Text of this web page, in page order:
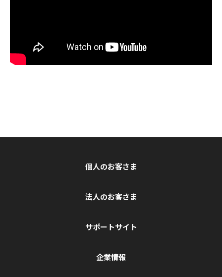
個人のお客さま
法人のお客さま
サポートサイト
企業情報